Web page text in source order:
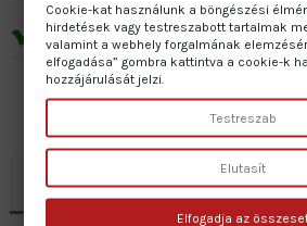
Gyártás: 2–5 munkanap • Szállítás: 1
Leírás
Cookie-kat használunk a böngészési
hirdetések vagy testreszabott tartalmak
valamint a webhely forgalmának
elfogadása” gombra kattintva a cookie-k
hozzájárulását jelzi.
Testreszab
Elutasít
Elfogadja az